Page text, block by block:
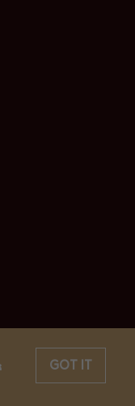
GOT IT